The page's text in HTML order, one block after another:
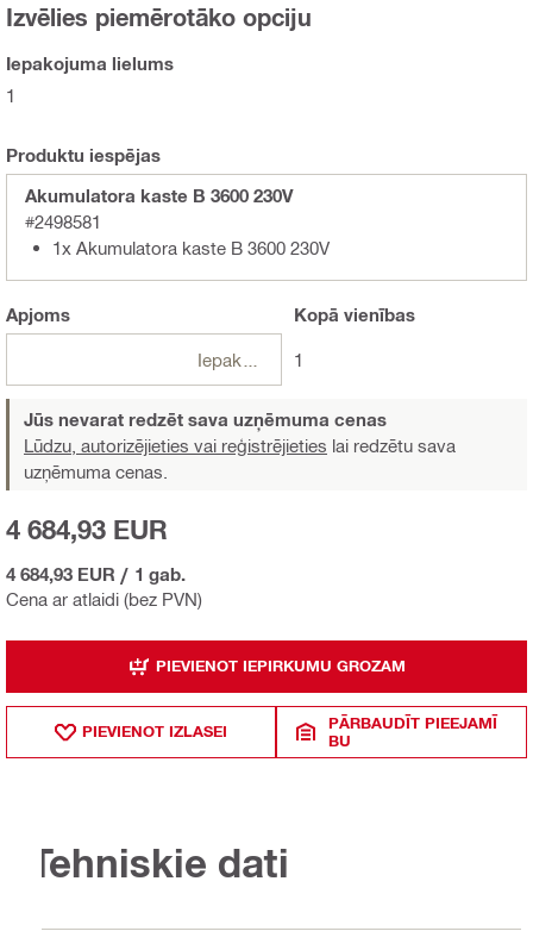
Izvēlies piemērotāko opciju
Iepakojuma lielums
1
Produktu iespējas
Akumulatora kaste B 3600 230V
#2498581
1x Akumulatora kaste B 3600 230V
Apjoms Kopā vienības
1
Jūs nevarat redzēt sava uzņēmuma cenas
Lūdzu, autorizējieties vai reģistrējieties lai redzētu sava
uzņēmuma cenas.
Cena ar atlaidi (bez PVN)
4 684,93 EUR
4 684,93 EUR / 1 gab.
PIEVIENOT IEPIRKUMU GROZAM
PIEVIENOT IZLASEI
PĀRBAUDĪT PIEEJAMĪ
BU
Tehniskie dati